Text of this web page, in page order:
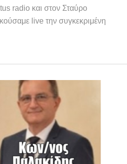
radio και στον Σταύρο
live την συγκεκριμένη